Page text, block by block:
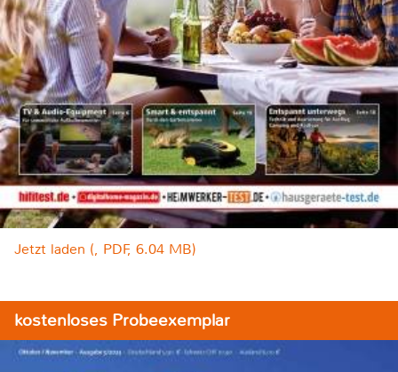
Jetzt laden (, PDF, 6.04 MB)
kostenloses Probeexemplar